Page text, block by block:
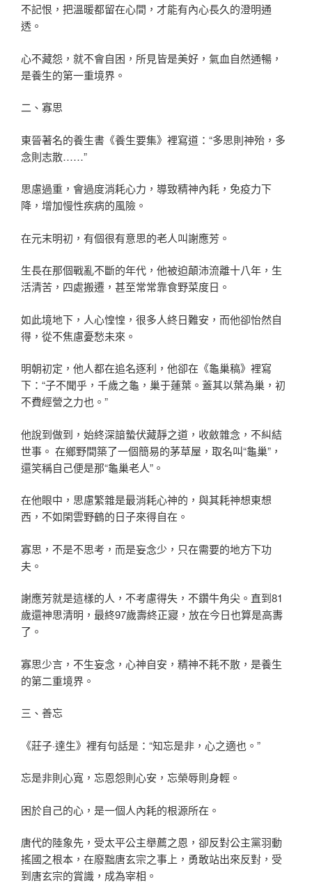
不記恨，把溫暖都留在心間，才能有內心長久的澄明通
透。
心不藏怨，就不會自困，所見皆是美好，氣血自然通暢，
是養生的第一重境界。
二、寡思
東晉著名的養生書《養生要集》裡寫道：“多思則神殆，多
念則志散……”
思慮過重，會過度消耗心力，導致精神內耗，免疫力下
降，增加慢性疾病的風險。
在元末明初，有個很有意思的老人叫謝應芳。
生長在那個戰亂不斷的年代，他被迫顛沛流離十八年，生
活清苦，四處搬遷，甚至常常靠食野菜度日。
如此境地下，人心惶惶，很多人終日難安，而他卻怡然自
得，從不焦慮憂愁未來。
明朝初定，他人都在追名逐利，他卻在《龜巢稿》裡寫
下：“子不聞乎，千歲之龜，巢于蓮葉。蓋其以葉為巢，初
不費經營之力也。”
他說到做到，始終深諳蟄伏藏靜之道，收斂雜念，不糾結
世事。 在鄉野間築了一個簡易的茅草屋，取名叫“龜巢”，
還笑稱自己便是那“龜巢老人”。
在他眼中，思慮繁雜是最消耗心神的，與其耗神想東想
西，不如閑雲野鶴的日子來得自在。
寡思，不是不思考，而是妄念少，只在需要的地方下功
夫。
謝應芳就是這樣的人，不考慮得失，不鑽牛角尖。直到81
歲還神思清明，最終97歲壽終正寢，放在今日也算是高夀
了。
寡思少言，不生妄念，心神自安，精神不耗不散，是養生
的第二重境界。
三、善忘
《莊子·達生》裡有句話是：“知忘是非，心之適也。”
忘是非則心寬，忘恩怨則心安，忘榮辱則身輕。
困於自己的心，是一個人內耗的根源所在。
唐代的陸象先，受太平公主舉薦之恩，卻反對公主黨羽動
搖國之根本，在廢黜唐玄宗之事上，勇敢站出來反對，受
到唐玄宗的賞識，成為宰相。